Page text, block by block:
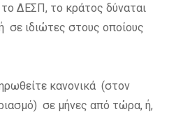
ΔΕΣΠ, το κράτος δύναται
σε ιδιώτες στους οποίους
κανονικά (στον
σε μήνες από τώρα, ή,